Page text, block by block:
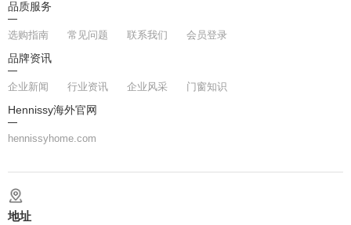
品质服务
选购指南 常见问题 联系我们
会员登录
品牌资讯
企业新闻 行业资讯 企业风采
门窗知识
Hennissy海外官网
hennissyhome.com
地址